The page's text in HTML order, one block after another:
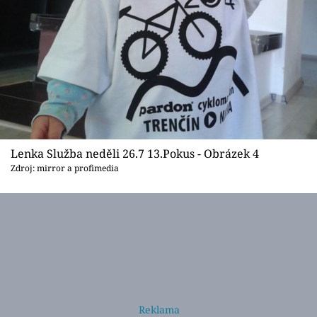
Lenka Služba neděli 26.7 13.Pokus - Obrázek 4
Zdroj: mirror a profimedia